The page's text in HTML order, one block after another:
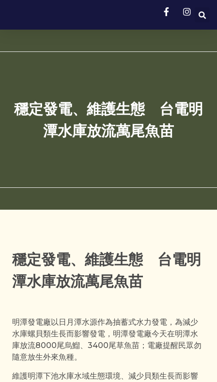
穩定發電、維護生態 台電明
潭水庫放流萬尾魚苗
穩定發電、維護生態 台電明
潭水庫放流萬尾魚苗
明潭發電廠以日月潭水源作為抽蓄式水力發電，為減少
水庫螺貝類生長而影響發電，明潭發電廠今天在明潭水
庫放流8000尾烏鰡、3400尾草魚苗；電廠提醒民眾勿
隨意放生外來魚種。
維護明潭下池水庫水域生態環境、減少貝類生長而影響